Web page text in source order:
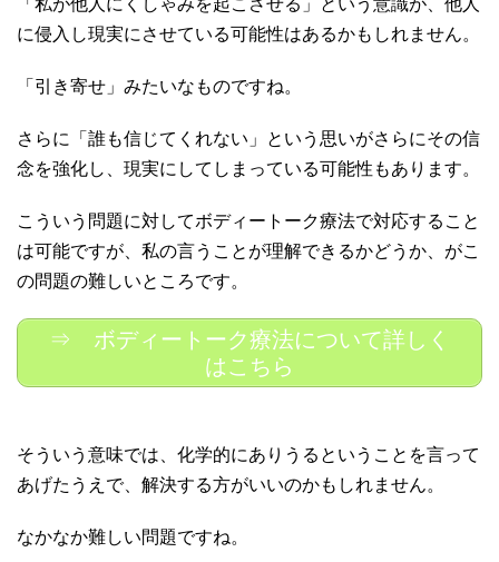
に侵入し現実にさせている可能性はあるかもしれません。
「引き寄せ」みたいなものですね。
さらに「誰も信じてくれない」という思いがさらにその信
念を強化し、現実にしてしまっている可能性もあります。
こういう問題に対してボディートーク療法で対応すること
は可能ですが、私の言うことが理解できるかどうか、がこ
の問題の難しいところです。
⇒ ボディートーク療法について詳しく
はこちら
そういう意味では、化学的にありうるということを言って
あげたうえで、解決する方がいいのかもしれません。
なかなか難しい問題ですね。